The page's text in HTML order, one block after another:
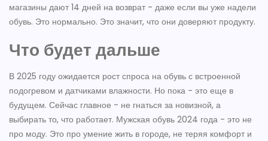
магазины дают 14 дней на возврат - даже если вы уже надели
обувь. Это нормально. Это значит, что они доверяют продукту.
Что будет дальше
В 2025 году ожидается рост спроса на обувь с встроенной
подогревом и датчиками влажности. Но пока - это еще в
будущем. Сейчас главное - не гнаться за новизной, а
выбирать то, что работает. Мужская обувь 2024 года - это не
про моду. Это про умение жить в городе, не теряя комфорт и